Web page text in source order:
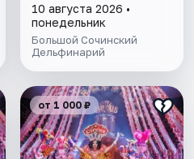
10 августа 2026 •
понедельник
Большой Сочинский
Дельфинарий
от 1 000 ₽